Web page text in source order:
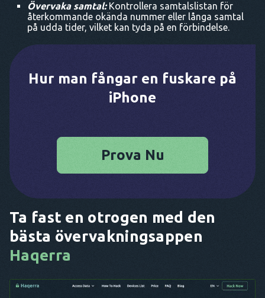
Övervaka samtal:Kontrollera samtalslistan för
återkommande okända nummer eller långa samtal
på udda tider, vilket kan tyda på en förbindelse.
Hur man fångar en fuskare på
iPhone
Prova Nu
Ta fast en otrogen med den
bästa övervakningsappen
Haqerra